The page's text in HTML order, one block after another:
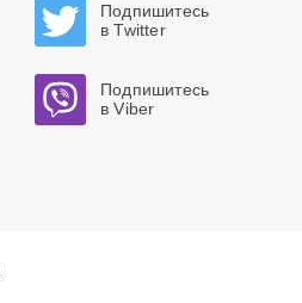
Подпишитесь
в Twitter
Подпишитесь
в Viber